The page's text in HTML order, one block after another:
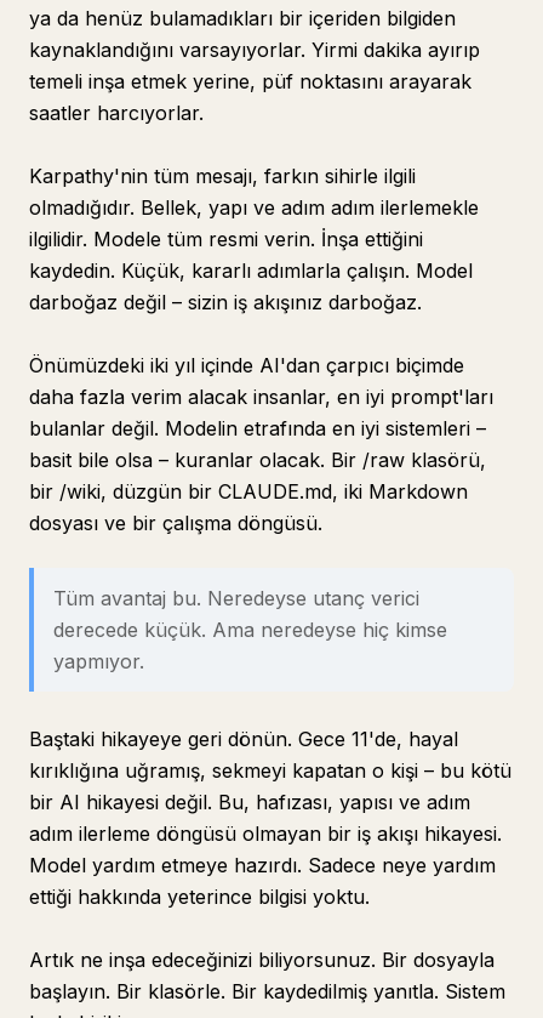
ya da henüz bulamadıkları bir içeriden bilgiden
kaynaklandığını varsayıyorlar. Yirmi dakika ayırıp
temeli inşa etmek yerine, püf noktasını arayarak
saatler harcıyorlar.
Karpathy'nin tüm mesajı, farkın sihirle ilgili
olmadığıdır. Bellek, yapı ve adım adım ilerlemekle
ilgilidir. Modele tüm resmi verin. İnşa ettiğini
kaydedin. Küçük, kararlı adımlarla çalışın. Model
darboğaz değil – sizin iş akışınız darboğaz.
Önümüzdeki iki yıl içinde AI'dan çarpıcı biçimde
daha fazla verim alacak insanlar, en iyi prompt'ları
bulanlar değil. Modelin etrafında en iyi sistemleri –
basit bile olsa – kuranlar olacak. Bir /raw klasörü,
bir /wiki, düzgün bir CLAUDE.md, iki Markdown
dosyası ve bir çalışma döngüsü.
Tüm avantaj bu. Neredeyse utanç verici
derecede küçük. Ama neredeyse hiç kimse
yapmıyor.
Baştaki hikayeye geri dönün. Gece 11'de, hayal
kırıklığına uğramış, sekmeyi kapatan o kişi – bu kötü
bir AI hikayesi değil. Bu, hafızası, yapısı ve adım
adım ilerleme döngüsü olmayan bir iş akışı hikayesi.
Model yardım etmeye hazırdı. Sadece neye yardım
ettiği hakkında yeterince bilgisi yoktu.
Artık ne inşa edeceğinizi biliyorsunuz. Bir dosyayla
başlayın. Bir klasörle. Bir kaydedilmiş yanıtla. Sistem